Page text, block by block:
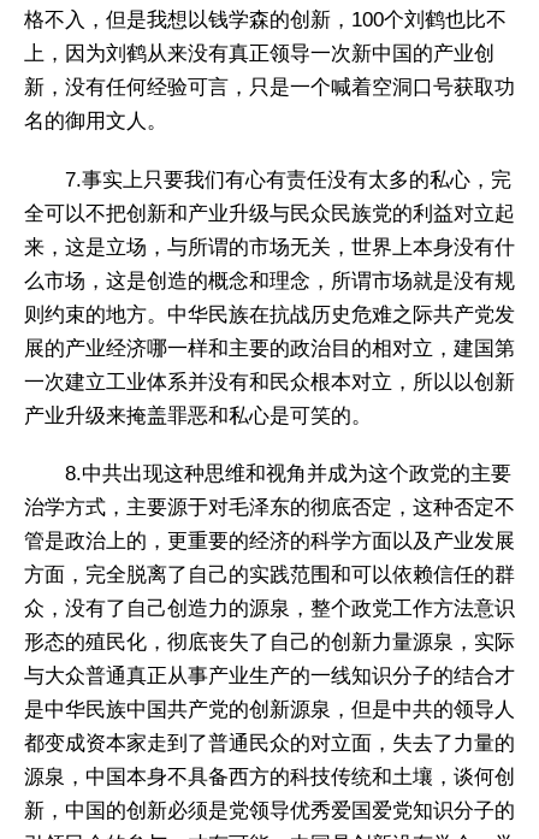
格不入，但是我想以钱学森的创新，100个刘鹤也比不
上，因为刘鹤从来没有真正领导一次新中国的产业创
新，没有任何经验可言，只是一个喊着空洞口号获取功
名的御用文人。
7.事实上只要我们有心有责任没有太多的私心，完
全可以不把创新和产业升级与民众民族党的利益对立起
来，这是立场，与所谓的市场无关，世界上本身没有什
么市场，这是创造的概念和理念，所谓市场就是没有规
则约束的地方。中华民族在抗战历史危难之际共产党发
展的产业经济哪一样和主要的政治目的相对立，建国第
一次建立工业体系并没有和民众根本对立，所以以创新
产业升级来掩盖罪恶和私心是可笑的。
8.中共出现这种思维和视角并成为这个政党的主要
治学方式，主要源于对毛泽东的彻底否定，这种否定不
管是政治上的，更重要的经济的科学方面以及产业发展
方面，完全脱离了自己的实践范围和可以依赖信任的群
众，没有了自己创造力的源泉，整个政党工作方法意识
形态的殖民化，彻底丧失了自己的创新力量源泉，实际
与大众普通真正从事产业生产的一线知识分子的结合才
是中华民族中国共产党的创新源泉，但是中共的领导人
都变成资本家走到了普通民众的对立面，失去了力量的
源泉，中国本身不具备西方的科技传统和土壤，谈何创
新，中国的创新必须是党领导优秀爱国爱党知识分子的